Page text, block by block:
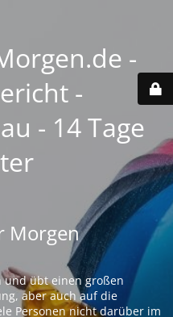
-
-
- 14 Tage
Morgen
und übt einen großen
aber auch auf die
Personen nicht darüber im